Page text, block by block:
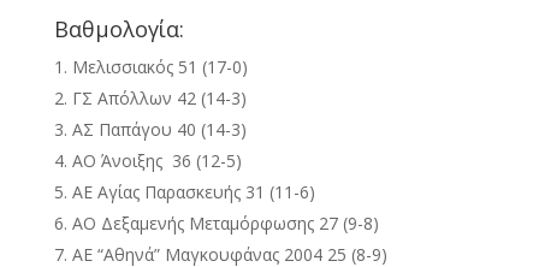
Βαθμολογία:
Μελισσιακός 51 (17-0)
ΓΣ Απόλλων 42 (14-3)
ΑΣ Παπάγου 40 (14-3)
ΑΟ Άνοιξης 36 (12-5)
ΑΕ Αγίας Παρασκευής 31 (11-6)
AO Δεξαμενής Μεταμόρφωσης 27 (9-8)
ΑΕ “Αθηνά” Μαγκουφάνας 2004 25 (8-9)